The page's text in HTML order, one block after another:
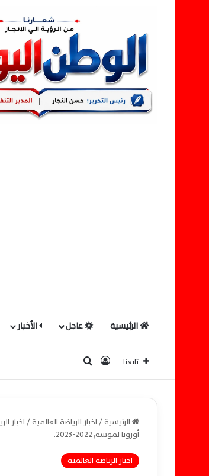
الرئيسية عاجل الأخبار
تابعنا تسجيل الدخول
الرئيسية/اخبار الرياضة العالمية/
أوروبا لموسم 2022-2023.
اخبار الرياضة العالمية